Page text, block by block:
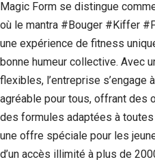
Magic Form se distingue
où le mantra #Bouger #Kiffer
une expérience de fitness
bonne humeur collective. Avec
flexibles, l’entreprise
agréable pour tous, offrant des
des formules adaptées à
une offre spéciale pour les
d’un accès illimité à plus de
dont le site
Web est
utilisé.
Experience
Afin que notre
fonctionne
aussi bien que
possible lors
de votre visite.